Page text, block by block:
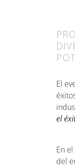
El
el
En
del